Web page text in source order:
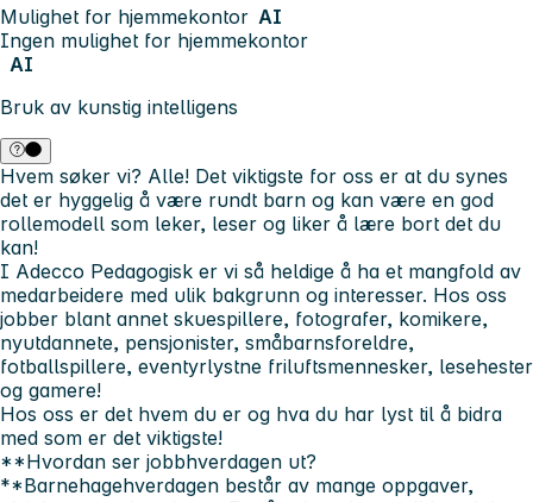
Mulighet for hjemmekontor AI
Ingen mulighet for hjemmekontor
AI
Bruk av kunstig intelligens
Hvem søker vi? Alle! Det viktigste for oss er at du synes
det er hyggelig å være rundt barn og kan være en god
rollemodell som leker, leser og liker å lære bort det du
kan!
I Adecco Pedagogisk er vi så heldige å ha et mangfold av
medarbeidere med ulik bakgrunn og interesser. Hos oss
jobber blant annet skuespillere, fotografer, komikere,
nyutdannete, pensjonister, småbarnsforeldre,
fotballspillere, eventyrlystne friluftsmennesker, lesehester
og gamere!
Hos oss er det hvem du er og hva du har lyst til å bidra
med som er det viktigste!
**Hvordan ser jobbhverdagen ut?
**Barnehagehverdagen består av mange oppgaver,